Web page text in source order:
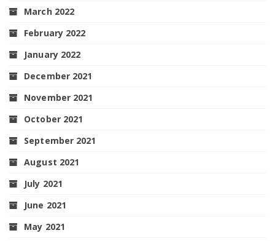
March 2022
February 2022
January 2022
December 2021
November 2021
October 2021
September 2021
August 2021
July 2021
June 2021
May 2021